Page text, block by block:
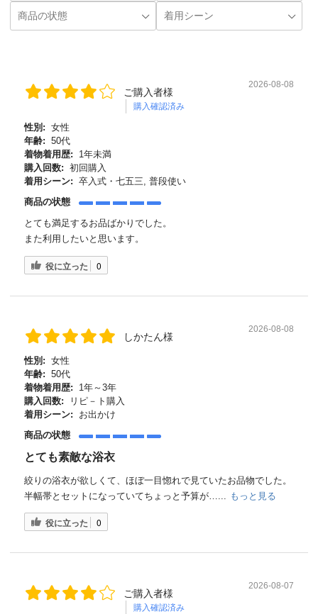
ご購入者様
購入確認済み
2026-08-08
性別: 女性
年齢: 50代
着物着用歴:
1年未満
購入回数: 初回購入
着用シーン: 卒入式・七五三, 普段使い
商品の状態
とても満足するお品ばかりでした。
また利用したいと思います。
役に立った 0
しかたん様
2026-08-08
性別: 女性
年齢: 50代
着物着用歴:
1年～3年
購入回数:
リピ－ト購入
着用シーン:
お出かけ
商品の状態
とても素敵な浴衣
絞りの浴衣が欲しくて、ほぼ一目惚れで見ていたお品物でした。
半幅帯とセットになっていてちょっと予算が…...
もっと見る
役に立った 0
ご購入者様
購入確認済み
2026-08-07